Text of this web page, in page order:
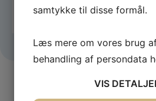
samtykke til disse formål.
Læs mere om vores brug
behandling af persondata
VIS